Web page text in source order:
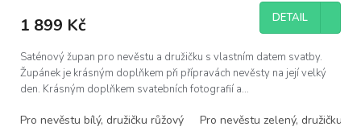
1 899 Kč DETAIL
Saténový župan pro nevěstu a družičku s vlastním datem svatby.
Župánek je krásným doplňkem při přípravách nevěsty na její velký
den. Krásným doplňkem svatebních fotografií a...
Pro nevěstu bílý, družičku růžový Pro nevěstu zelený, družičku